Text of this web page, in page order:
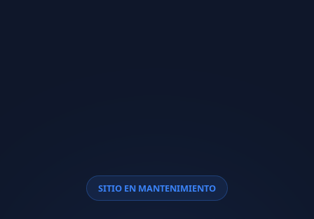
SITIO EN MANTENIMIENTO